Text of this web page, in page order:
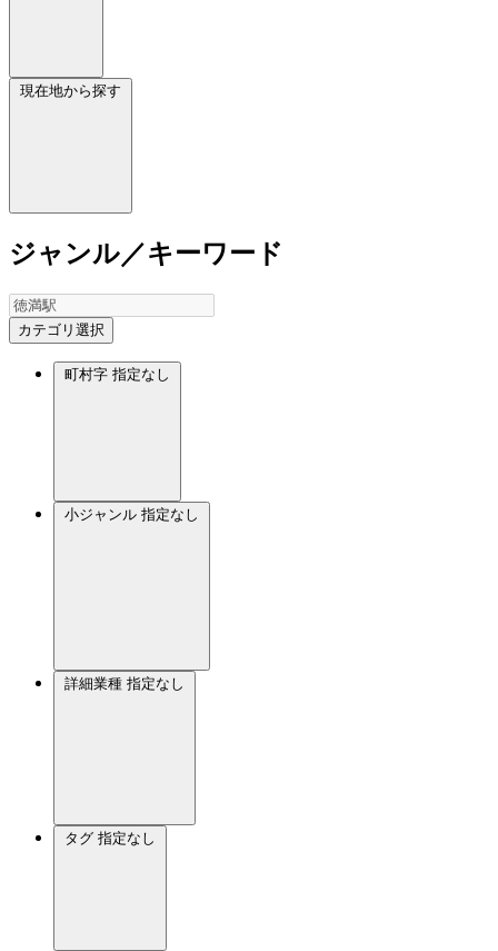
現在地から探す
ジャンル／キーワード
カテゴリ選択
町村字 指定なし
小ジャンル 指定なし
詳細業種 指定なし
タグ 指定なし